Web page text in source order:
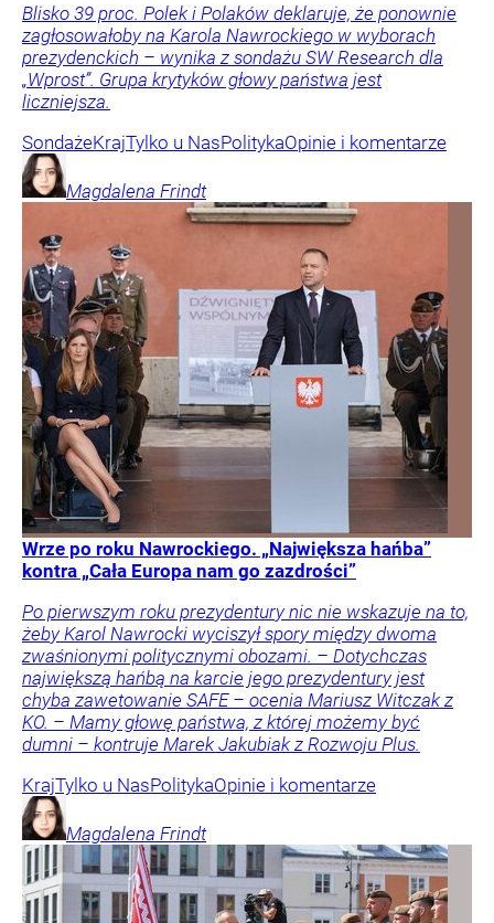
Blisko 39 proc. Polek i Polaków deklaruje, że ponownie
zagłosowałoby na Karola Nawrockiego w wyborach
prezydenckich – wynika z sondażu SW Research dla
„Wprost”. Grupa krytyków głowy państwa jest
liczniejsza.
SondażeKrajTylko u NasPolitykaOpinie i komentarze
Magdalena Frindt
Wrze po roku Nawrockiego. „Największa hańba”
kontra „Cała Europa nam go zazdrości”
Po pierwszym roku prezydentury nic nie wskazuje na to,
żeby Karol Nawrocki wyciszył spory między dwoma
zwaśnionymi politycznymi obozami. – Dotychczas
największą hańbą na karcie jego prezydentury jest
chyba zawetowanie SAFE – ocenia Mariusz Witczak z
KO. – Mamy głowę państwa, z której możemy być
dumni – kontruje Marek Jakubiak z Rozwoju Plus.
KrajTylko u NasPolitykaOpinie i komentarze
Magdalena Frindt